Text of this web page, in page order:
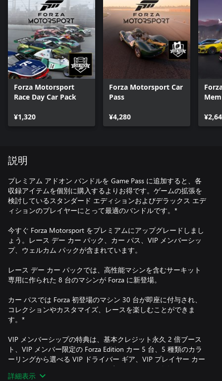
Forza Motorsport
Race Day Car Pack
¥1,320
Forza Motorsport Car
Pass
¥4,280
説明
プレミアム アドオン バンドルを Game Pass に追加すると、各
収録アイテムを個別に購入するよりお得です。ゲームの拡張を
検討しているスタンダード エディションおよびデラックス エデ
ィションのプレイヤーにとって最適のバンドルです。*
今すぐ Forza Motorsport をプレミアムにアップグレードしまし
ょう。レース デー カー パック、カー パス、VIP メンバーシッ
プ、ウェルカム パックが含まれています。
レース デー カー パックでは、高性能マシンを含むサーキット
専用に作られた 8 台のマシンが Forza に新登場。
カー パスでは Forza 初登場のマシン 30 台が即座に付与され、
コレクションやカスタマイズ、レースを楽しむことができま
す。*
VIP メンバーシップの特典は、基本クレジット永久 2 倍ブース
ト、VIP メンバー限定の Forza Edition カー 5 台、5 種類のカラ
ーリングから選べる VIP ドライバー ギア、VIP プレイヤー カー
ド、VIP クラウン フレア、VIP 限定イベントなど多数。
詳細表示